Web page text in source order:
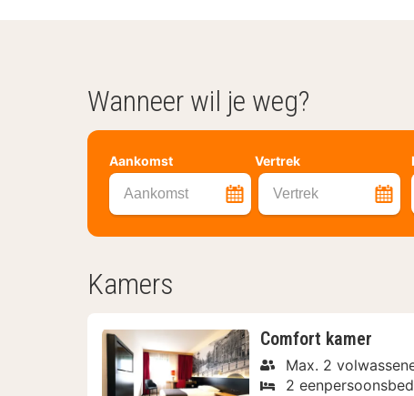
Wanneer wil je weg?
Aankomst Vertrek
Aankomst Vertrek
Kamers
Comfort kamer
Max. 2
2